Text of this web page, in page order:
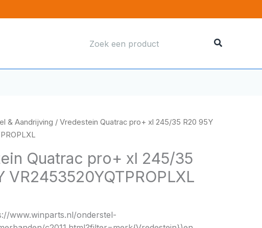
naar:
& Aandrijving / Vredestein Quatrac pro+ xl 245/35 R20 95Y
Quatrac pro+ xl 245/35
VR2453520YQTPROPLXL
www.winparts.nl/onderstel-